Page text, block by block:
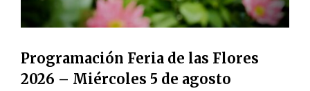
Programación Feria de las Flores
2026 – Miércoles 5 de agosto